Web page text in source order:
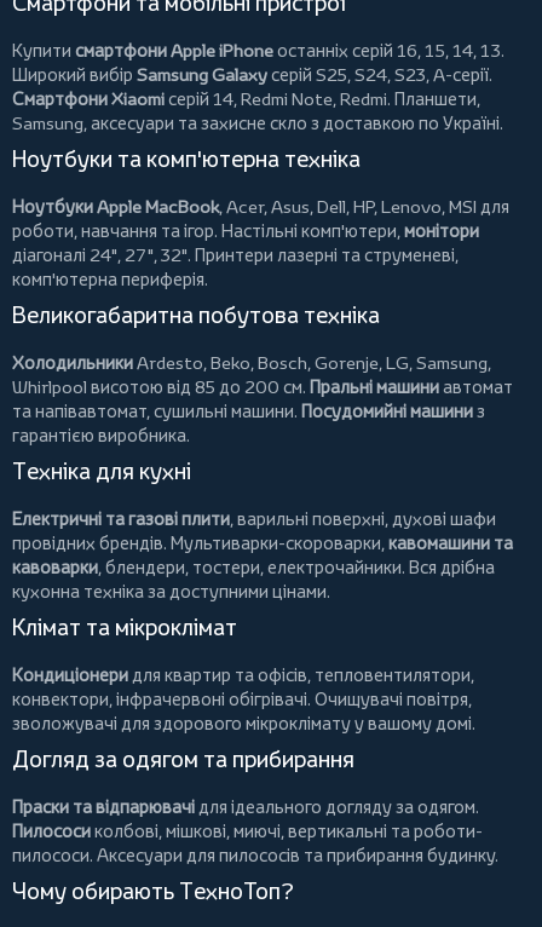
Купити смартфони Apple iPhoneостанніх серій 16, 15, 14, 13.
Широкий вибір Samsung Galaxyсерій S25, S24, S23, A-серії.
Смартфони Xiaomiсерій 14, Redmi Note, Redmi. Планшети,
Samsung, аксесуари тазахисне скло з доставкою по Україні.
Ноутбуки та комп'ютерна техніка
Ноутбуки Apple MacBook,Acer,Asus,Dell,HP,Lenovo,MSI для
роботи, навчання та ігор. Настільні комп'ютери,монітори
діагоналі 24", 27", 32". Принтери лазерні та струменеві,
комп'ютерна периферія.
Великогабаритна побутова техніка
ХолодильникиArdesto,Beko,Bosch,Gorenje,LG,Samsung,
Whirlpool висотою від 85 до 200 см. Пральні машиниавтомат
та напівавтомат,сушильні машини. Посудомийні машиниз
гарантією виробника.
Техніка для кухні
Електричні та газові плити, варильні поверхні, духові шафи
провідних брендів. Мультиварки-скороварки,кавомашини та
кавоварки,блендери, тостери,електрочайники. Вся дрібна
кухонна техніка за доступними цінами.
Клімат та мікроклімат
Кондиціонеридля квартир та офісів, тепловентилятори,
конвектори,інфрачервоні обігрівачі. Очищувачі повітря,
зволожувачі для здорового мікроклімату у вашому домі.
Догляд за одягом та прибирання
Праски та відпарювачідля ідеального догляду за одягом.
Пилососиколбові,мішкові,миючі,вертикальні тароботи-
пилососи. Аксесуари для пилососів та прибирання будинку.
Чому обирають ТехноТоп?